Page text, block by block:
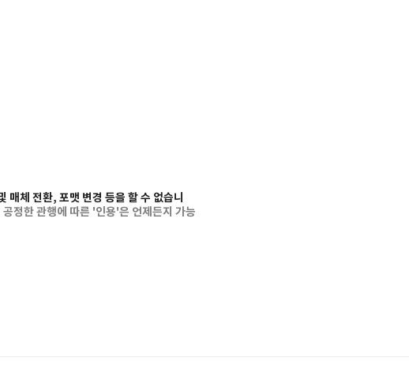
매체 전환, 포맷 변경 등을 할 수 없습니
정한 관행에 따른 '인용'은 언제든지 가능